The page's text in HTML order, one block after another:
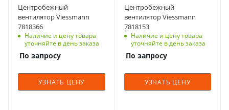
Центробежный
вентилятор Viessmann
7818366
Наличие и цену товара
уточняйте в день заказа
По запросу
УЗНАТЬ ЦЕНУ
Центробежный
вентилятор Viessmann
7818153
Наличие и цену товара
уточняйте в день заказа
По запросу
УЗНАТЬ ЦЕНУ